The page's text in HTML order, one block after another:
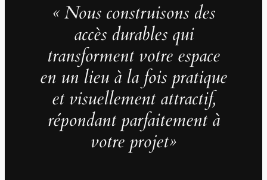
« Nous construisons des
accès durables qui
transforment votre espace
en un lieu à la fois pratique
et visuellement attractif,
répondant parfaitement à
votre projet»